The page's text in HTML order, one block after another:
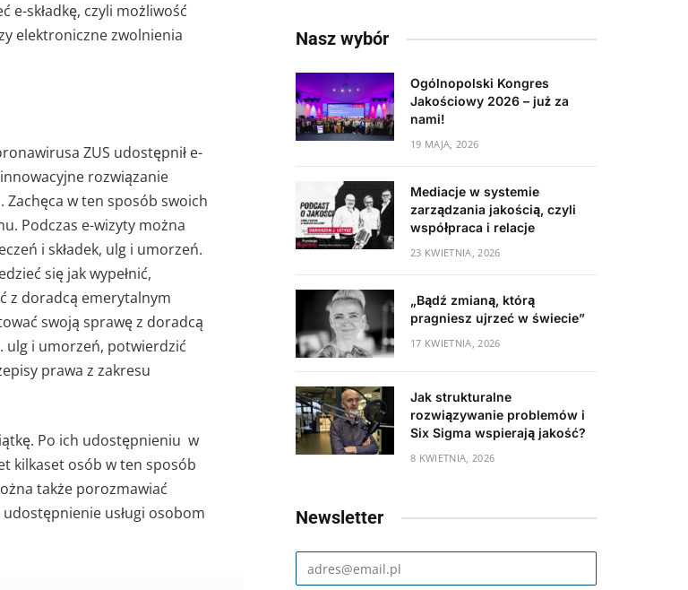
e-składkę, czyli możliwość
elektroniczne zwolnienia
ZUS udostępnił e-
rozwiązanie
w ten sposób swoich
Podczas e-wizyty można
i składek, ulg i umorzeń.
się jak wypełnić,
z doradcą emerytalnym
swoją sprawę z doradcą
ulg i umorzeń, potwierdzić
prawa z zakresu
Po ich udostępnieniu w
kilkaset osób w ten sposób
także porozmawiać
usługi osobom
Nasz wybór
Ogólnopolski Kongres
Jakościowy 2026 – już za
nami!
19 MAJA, 2026
Mediacje w systemie
zarządzania jakością, czyli
współpraca i relacje
23 KWIETNIA, 2026
„Bądź zmianą, którą
pragniesz ujrzeć w świecie”
17 KWIETNIA, 2026
Jak strukturalne
rozwiązywanie problemów i
Six Sigma wspierają jakość?
8 KWIETNIA, 2026
Newsletter